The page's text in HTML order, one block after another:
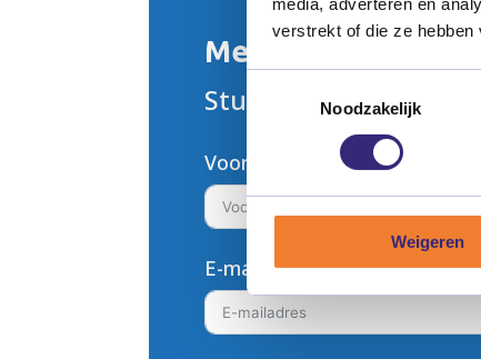
verstrekt of die ze
Noodzakelijk
Weigeren
Meer informatie
Stuur ons een
Voornaam
E-mailadres